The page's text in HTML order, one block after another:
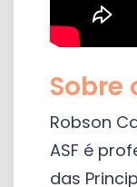
Sobre
Robson
ASF é
das